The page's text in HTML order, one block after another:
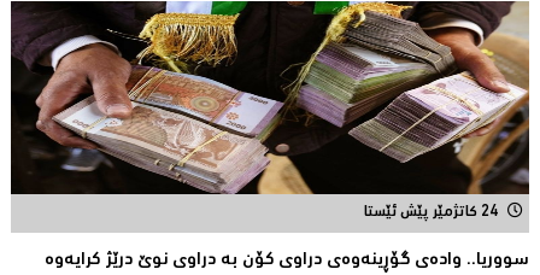
24 کاتژمێر پێش ئێستا
سووریا.. واده‌ی گۆڕینه‌وه‌ی دراوی كۆن به‌ دراوی نوێ درێژ كرایه‌وه‌